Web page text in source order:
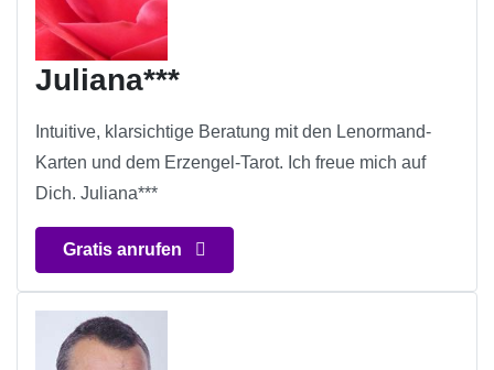
Juliana***
Intuitive, klarsichtige Beratung mit den Lenormand-
Karten und dem Erzengel-Tarot. Ich freue mich auf
Dich. Juliana***
Gratis anrufen